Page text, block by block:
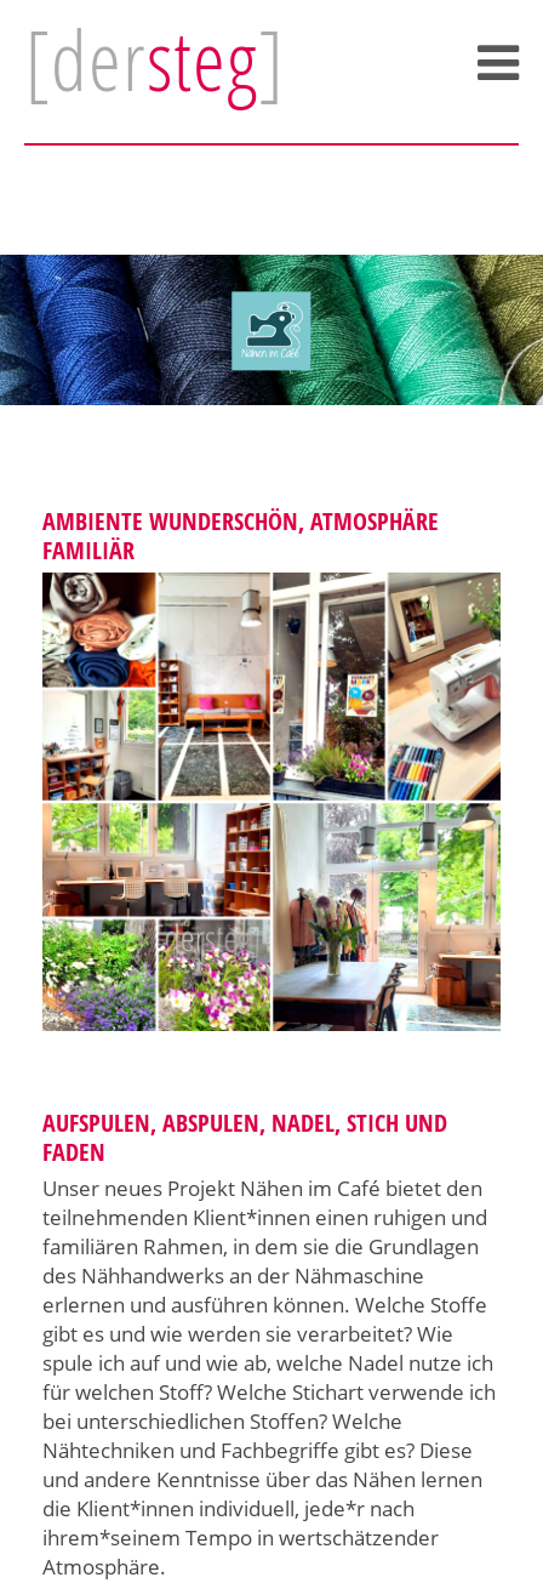
[dersteg]
AMBIENTE WUNDERSCHÖN, ATMOSPHÄRE
FAMILIÄR
AUFSPULEN, ABSPULEN, NADEL, STICH UND
FADEN
Unser neues Projekt Nähen im Café bietet den
teilnehmenden Klient*innen einen ruhigen und
familiären Rahmen, in dem sie die Grundlagen
des Nähhandwerks an der Nähmaschine
erlernen und ausführen können. Welche Stoffe
gibt es und wie werden sie verarbeitet? Wie
spule ich auf und wie ab, welche Nadel nutze ich
für welchen Stoff? Welche Stichart verwende ich
bei unterschiedlichen Stoffen? Welche
Nähtechniken und Fachbegriffe gibt es? Diese
und andere Kenntnisse über das Nähen lernen
die Klient*innen individuell, jede*r nach
ihrem*seinem Tempo in wertschätzender
Atmosphäre.